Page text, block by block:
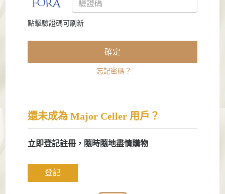
點擊驗證碼可刷新
確定
忘記密碼？
還未成為 Major Celler 用戶？
立即登記註冊，隨時隨地盡情購物
登記